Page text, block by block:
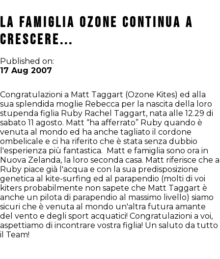
La Famiglia Ozone Continua a
Crescere...
Published on:
17 Aug 2007
Congratulazioni a Matt Taggart (Ozone Kites) ed alla
sua splendida moglie Rebecca per la nascita della loro
stupenda figlia Ruby Rachel Taggart, nata alle 12.29 di
sabato 11 agosto. Matt “ha afferrato” Ruby quando è
venuta al mondo ed ha anche tagliato il cordone
ombelicale e ci ha riferito che è stata senza dubbio
l'esperienza più fantastica. Matt e famiglia sono ora in
Nuova Zelanda, la loro seconda casa. Matt riferisce che a
Ruby piace già l'acqua e con la sua predisposizione
genetica al kite-surfing ed al parapendio (molti di voi
kiters probabilmente non sapete che Matt Taggart è
anche un pilota di parapendio al massimo livello) siamo
sicuri che è venuta al mondo un'altra futura amante
del vento e degli sport acquatici! Congratulazioni a voi,
aspettiamo di incontrare vostra figlia! Un saluto da tutto
il Team!